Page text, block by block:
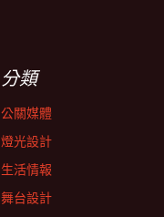
分類
公關媒體
燈光設計
生活情報
舞台設計